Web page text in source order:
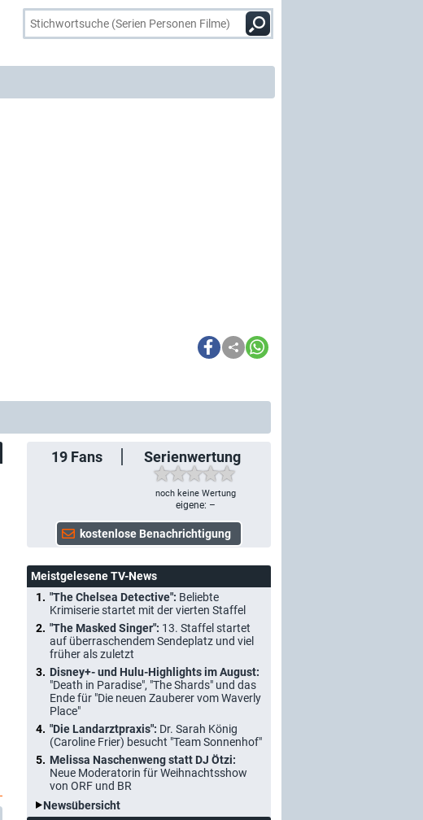
19 Fans Serienwertung
noch keine Wertung
eigene: –
Meistgelesene TV-News
"The Chelsea Detective": Beliebte
Krimiserie startet mit der vierten Staffel
"The Masked Singer": 13. Staffel startet
auf überraschendem Sendeplatz und viel
früher als zuletzt
Disney+- und Hulu-Highlights im August:
"Death in Paradise", "The Shards" und das
Ende für "Die neuen Zauberer vom Waverly
Place"
"Die Landarztpraxis": Dr. Sarah König
(Caroline Frier) besucht "Team Sonnenhof"
Melissa Naschenweng statt DJ Ötzi:
Neue Moderatorin für Weihnachtsshow
von ORF und BR
Newsübersicht